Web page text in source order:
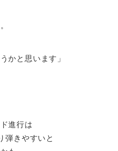
かと思います」
進行は
弾きやすいと